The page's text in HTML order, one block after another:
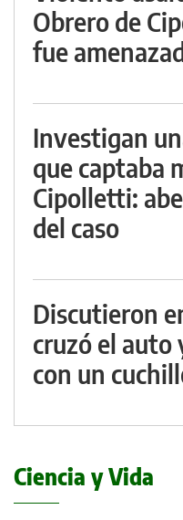
Obrero de
fue
Investigan
que captaba
Cipolletti:
del caso
Discutieron
cruzó el auto
con un
Ciencia y Vida